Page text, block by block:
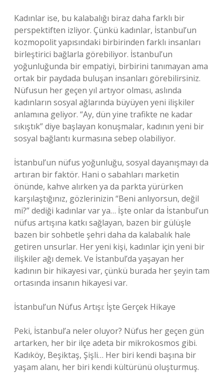
Kadınlar ise, bu kalabalığı biraz daha farklı bir
perspektiften izliyor. Çünkü kadınlar, İstanbul’un
kozmopolit yapısındaki birbirinden farklı insanları
birleştirici bağlarla görebiliyor. İstanbul’un
yoğunluğunda bir empatiyi, birbirini tanımayan ama
ortak bir paydada buluşan insanları görebilirsiniz.
Nüfusun her geçen yıl artıyor olması, aslında
kadınların sosyal ağlarında büyüyen yeni ilişkiler
anlamına geliyor. “Ay, dün yine trafikte ne kadar
sıkıştık” diye başlayan konuşmalar, kadının yeni bir
sosyal bağlantı kurmasına sebep olabiliyor.
İstanbul’un nüfus yoğunluğu, sosyal dayanışmayı da
artıran bir faktör. Hani o sabahları marketin
önünde, kahve alırken ya da parkta yürürken
karşılaştığınız, gözlerinizin “Beni anlıyorsun, değil
mi?” dediği kadınlar var ya… İşte onlar da İstanbul’un
nüfus artışına katkı sağlayan, bazen bir gülüşle
bazen bir sohbetle şehri daha da kalabalık hale
getiren unsurlar. Her yeni kişi, kadınlar için yeni bir
ilişkiler ağı demek. Ve İstanbul’da yaşayan her
kadının bir hikayesi var, çünkü burada her şeyin tam
ortasında insanın hikayesi var.
İstanbul’un Nüfus Artışı: İşte Gerçek Hikaye
Peki, İstanbul’a neler oluyor? Nüfus her geçen gün
artarken, her bir ilçe adeta bir mikrokosmos gibi.
Kadıköy, Beşiktaş, Şişli… Her biri kendi başına bir
yaşam alanı, her biri kendi kültürünü oluşturmuş.